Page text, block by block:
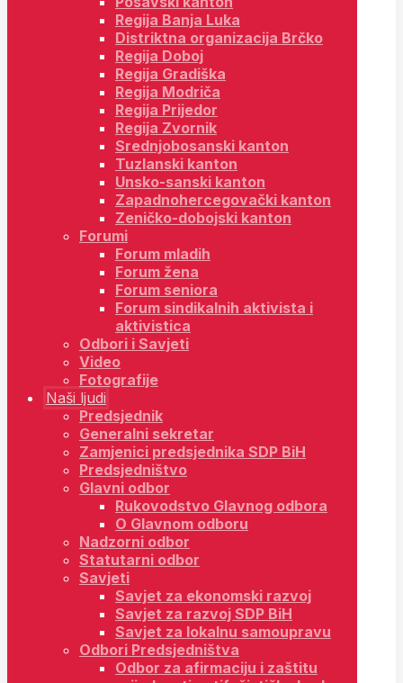
Regija Banja Luka
Distriktna organizacija Brčko
Regija Doboj
Regija Gradiška
Regija Modriča
Regija Prijedor
Regija Zvornik
Srednjobosanski kanton
Tuzlanski kanton
Unsko-sanski kanton
Zapadnohercegovački kanton
Zeničko-dobojski kanton
Forumi
Forum mladih
Forum žena
Forum seniora
Forum sindikalnih aktivista i
aktivistica
Odbori i Savjeti
Video
Fotografije
Naši ljudi
Predsjednik
Generalni sekretar
Zamjenici predsjednika SDP BiH
Predsjedništvo
Glavni odbor
Rukovodstvo Glavnog odbora
O Glavnom odboru
Nadzorni odbor
Statutarni odbor
Savjeti
Savjet za ekonomski razvoj
Savjet za razvoj SDP BiH
Savjet za lokalnu samoupravu
Odbori Predsjedništva
Odbor za afirmaciju i zaštitu